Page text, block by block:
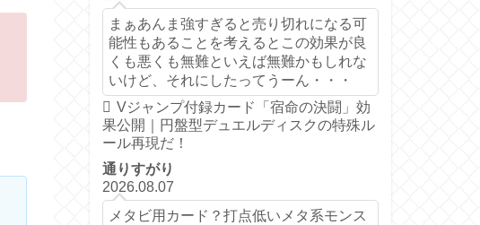
まぁあんま強すぎると売り切れになる可
能性もあることを考えるとこの効果が良
くも悪くも無難といえば無難かもしれな
いけど、それにしたってうーん・・・
Vジャンプ付録カード「宿命の決闘」効
果公開｜円盤型デュエルディスクの特殊ル
ール再現だ！
通りすがり
2026.08.07
メタビ用カード？打点低いメタ系モンス